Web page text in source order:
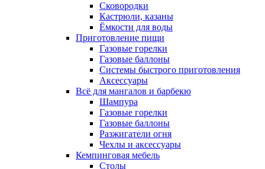
Сковородки
Кастрюли, казаны
Ёмкости для воды
Приготовление пищи
Газовые горелки
Газовые баллоны
Системы быстрого приготовления
Аксессуары
Всё для мангалов и барбекю
Шампура
Газовые горелки
Газовые баллоны
Разжигатели огня
Чехлы и аксессуары
Кемпинговая мебель
Столы